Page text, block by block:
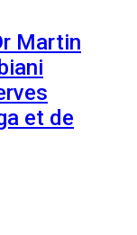
Martin
et de